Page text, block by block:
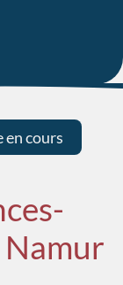
en cours
Namur